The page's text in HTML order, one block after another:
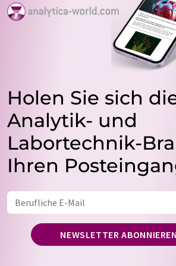
Holen Sie sich
Analytik- und
Labortechnik-
Ihren
NEWSLETTER ABONNIEREN